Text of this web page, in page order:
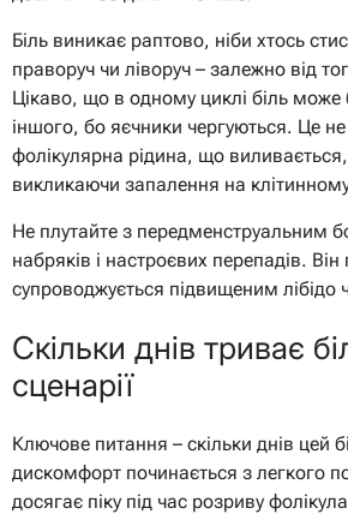
Біль виникає раптово, ніби хтось
праворуч чи ліворуч – залежно від
Цікаво, що в одному циклі біль може
іншого, бо яєчники чергуються. Це
фолікулярна рідина, що
викликаючи запалення на клітинному
Не плутайте з передменструальним
набряків і настроєвих перепадів.
супроводжується підвищеним лібідо
Скільки днів триває
сценарії
Ключове питання – скільки днів цей
дискомфорт починається з легкого
досягає піку під час розриву